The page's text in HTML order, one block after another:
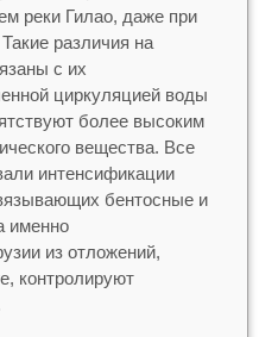
реки Гилао, даже при
различия на
с их
циркуляцией воды
более высоким
вещества. Все
интенсификации
бентосные и
именно
из отложений,
контролируют